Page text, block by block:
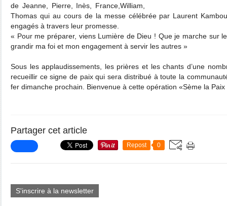
de Jeanne, Pierre, Inès, France,William,
Thomas qui au cours de la messe célébrée par Laurent
engagés à travers leur promesse.
« Pour me préparer, viens Lumière de Dieu ! Que je marche sur
grandir ma foi et mon engagement à servir les autres »
Sous les applaudissements, les prières et les chants d’une
recueillir ce signe de paix qui sera distribué à toute la
fer dimanche prochain. Bienvenue à cette opération «Sème la
Partager cet article
Repost 0
S'inscrire à la newsletter